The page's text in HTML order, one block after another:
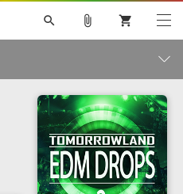
search
巡音ルカ V4X
MEIKO V3
SPITFIRE AUDIO
ライセンスフリーBGM
ボーカル抜き出し
DUBSTEP
MUTANT
ROUTER.FM
attach_file shopping_cart